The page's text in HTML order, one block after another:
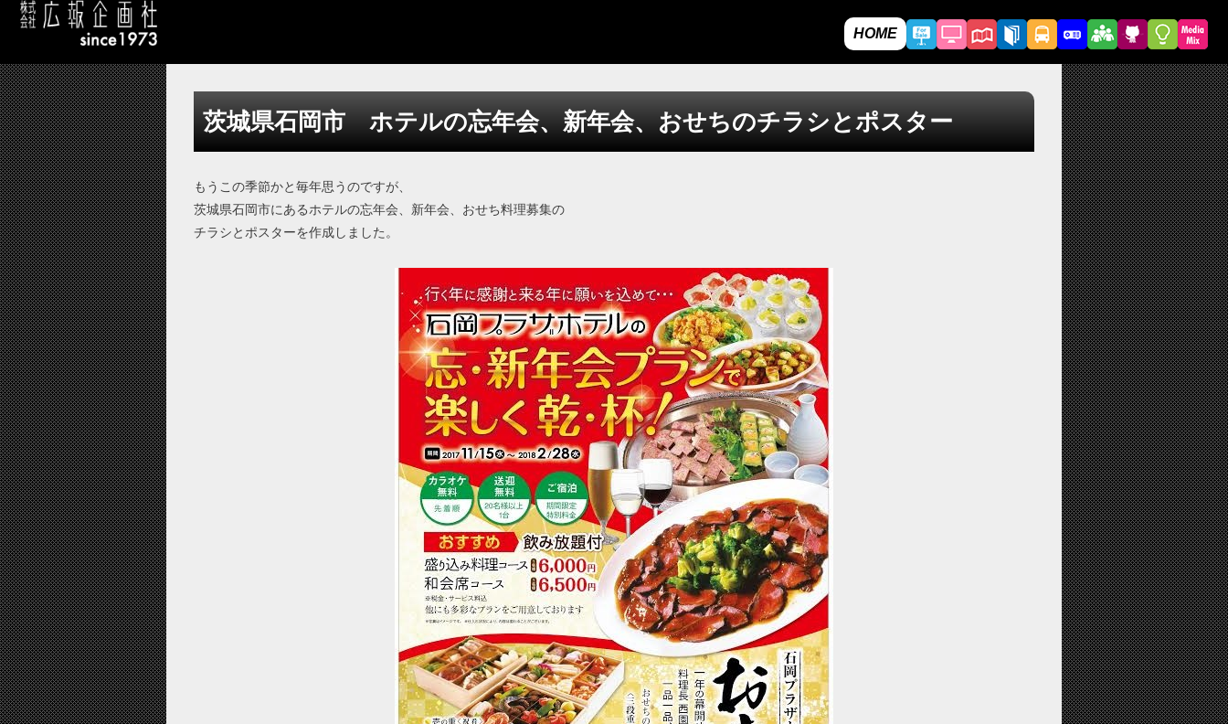
HOME
茨城県石岡市 ホテルの忘年会、新年会、おせちのチラシとポスター
もうこの季節かと毎年思うのですが、
茨城県石岡市にあるホテルの忘年会、新年会、おせち料理募集の
チラシとポスターを作成しました。